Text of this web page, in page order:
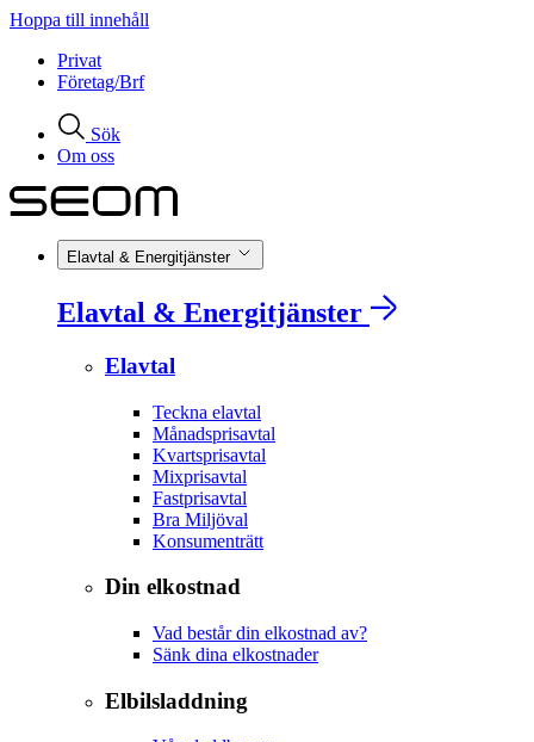
Hoppa till innehåll
Privat
Företag/Brf
Sök
Om oss
Elavtal & Energitjänster
Elavtal & Energitjänster
Elavtal
Teckna elavtal
Månadsprisavtal
Kvartsprisavtal
Mixprisavtal
Fastprisavtal
Bra Miljöval
Konsumenträtt
Din elkostnad
Vad består din elkostnad av?
Sänk dina elkostnader
Elbilsladdning